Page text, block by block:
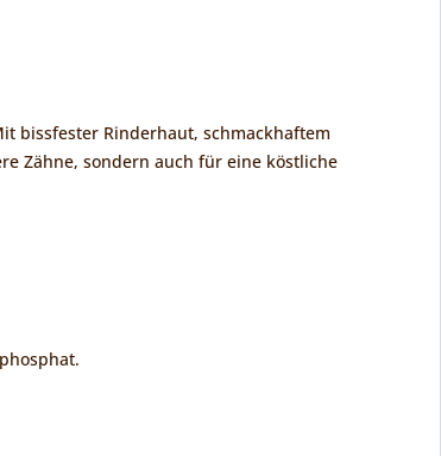
bissfester Rinderhaut, schmackhaftem
Zähne, sondern auch für eine köstliche